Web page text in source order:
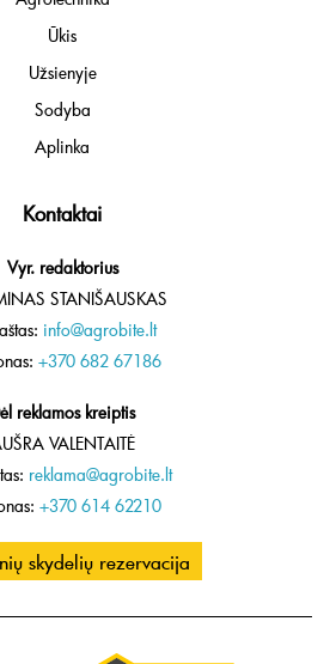
Ūkis
Užsienyje
Sodyba
Aplinka
Kontaktai
Vyr. redaktorius
STANIŠAUSKAS
info@agrobite.lt
+370 682 67186
reklamos kreiptis
VALENTAITĖ
reklama@agrobite.lt
+370 614 62210
skydelių rezervacija